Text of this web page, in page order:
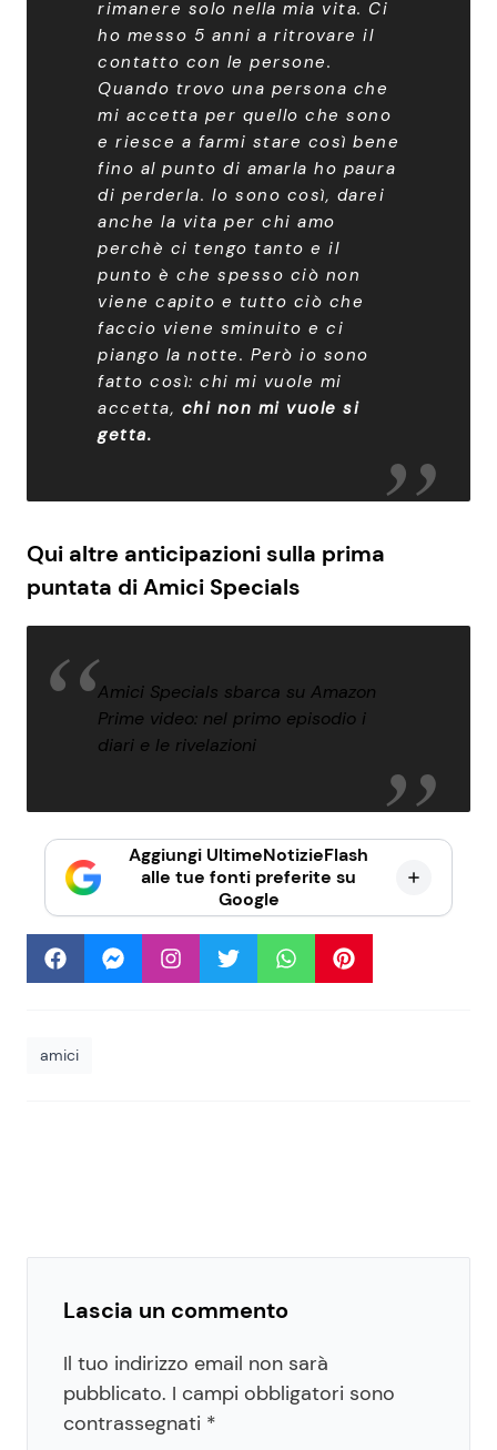
rimanere solo nella mia vita. Ci
ho messo 5 anni a ritrovare il
contatto con le persone.
Quando trovo una persona che
mi accetta per quello che sono
e riesce a farmi stare così bene
fino al punto di amarla ho paura
di perderla. Io sono così, darei
anche la vita per chi amo
perchè ci tengo tanto e il
punto è che spesso ciò non
viene capito e tutto ciò che
faccio viene sminuito e ci
piango la notte. Però io sono
fatto così: chi mi vuole mi
accetta, chi non mi vuole si
getta.
Qui altre anticipazioni sulla prima
puntata di Amici Specials
Amici Specials sbarca su Amazon
Prime video: nel primo episodio i
diari e le rivelazioni
Aggiungi UltimeNotizieFlash
alle tue fonti preferite su
Google
amici
Lascia un commento
Il tuo indirizzo email non sarà
pubblicato. I campi obbligatori sono
contrassegnati *